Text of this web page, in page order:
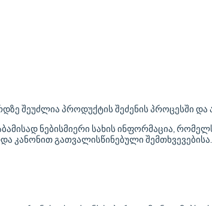
შეუძლია პროდუქტის შეძენის პროცესში და
ნებისმიერი სახის ინფორმაცია,
კანონით გათვალისწინებული შემთხვევებისა.